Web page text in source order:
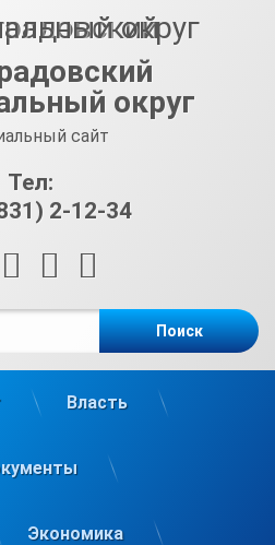
округ
сайт
Тел:
2-12-34
E-mailВКонтакте
Власть
Экономика